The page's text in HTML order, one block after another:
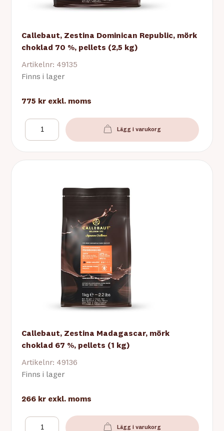
Callebaut, Zestina Dominican Republic, mörk
choklad 70 %, pellets (2,5 kg)
Artikelnr: 49135
Finns i lager
775 kr exkl. moms
Lägg i varukorg
Callebaut, Zestina Madagascar, mörk
choklad 67 %, pellets (1 kg)
Artikelnr: 49136
Finns i lager
266 kr exkl. moms
Lägg i varukorg